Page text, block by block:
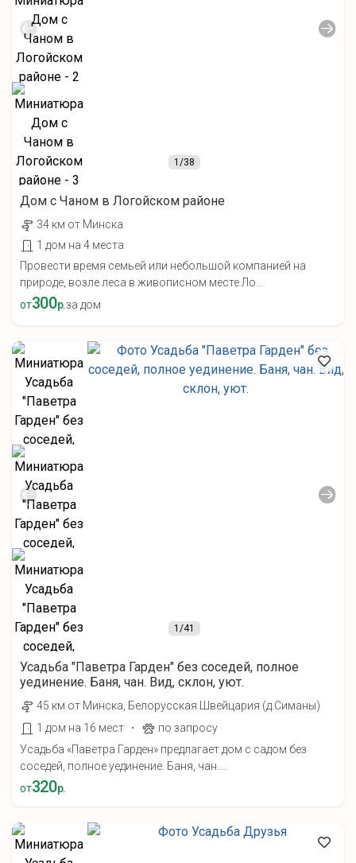
1/38
Дом с Чаном в Логойском районе
34 км от Минска
1 дом на 4 места
Провести время семьей или небольшой компанией на
природе, возле леса в живописном месте Ло...
от300р.за дом
1/41
Усадьба "Паветра Гарден" без соседей, полное
уединение. Баня, чан. Вид, склон, уют.
45 км от Минска, Белорусская Швейцария (д.Симаны)
1 дом на 16 мест
·
по запросу
Усадьба «Паветра Гарден» предлагает дом с садом без
соседей, полное уединение. Баня, чан....
от320р.